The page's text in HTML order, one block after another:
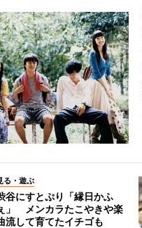
る・遊ぶ
谷にすとぷり「縁日かふ
」 メンカラたこやきや楽
流して育てたイチゴも